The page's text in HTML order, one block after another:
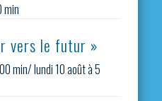
min
vers le futur »
min/lundi 10 août à 5